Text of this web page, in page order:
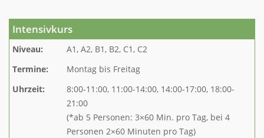
Intensivkurs
Niveau:
A1, A2, B1, B2, C1, C2
Termine:
Montag bis Freitag
Uhrzeit:
8:00-11:00, 11:00-14:00, 14:00-17:00, 18:00-
21:00
(*ab 5 Personen: 3×60 Min. pro Tag, bei 4
Personen 2×60 Minuten pro Tag)